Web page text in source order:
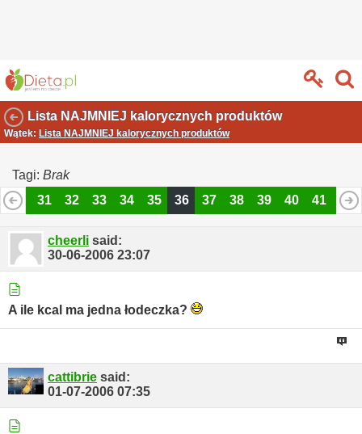
Lista NAJMNIEJ kalorycznych produktów
Wątek: Lista NAJMNIEJ kalorycznych produktów
Tagi: Brak
30
31 32 33 34 35 36 37 38 39 40 41 42
cheerli said:
30-06-2006 23:07
A ile kcal ma jedna łodeczka?
cattibrie said:
01-07-2006 07:35